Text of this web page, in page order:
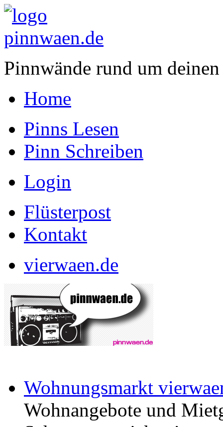
Pinnwände rund um
Home
Pinns Lesen
Pinn Schreiben
Login
Flüsterpost
Kontakt
vierwaen.de
Wohnungsmarkt
Wohnangebote und